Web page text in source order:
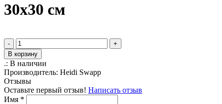
30х30 см
-
+
В корзину
.: В наличии
Производитель: Heidi Swapp
Отзывы
Оставьте первый отзыв! Написать отзыв
Имя *